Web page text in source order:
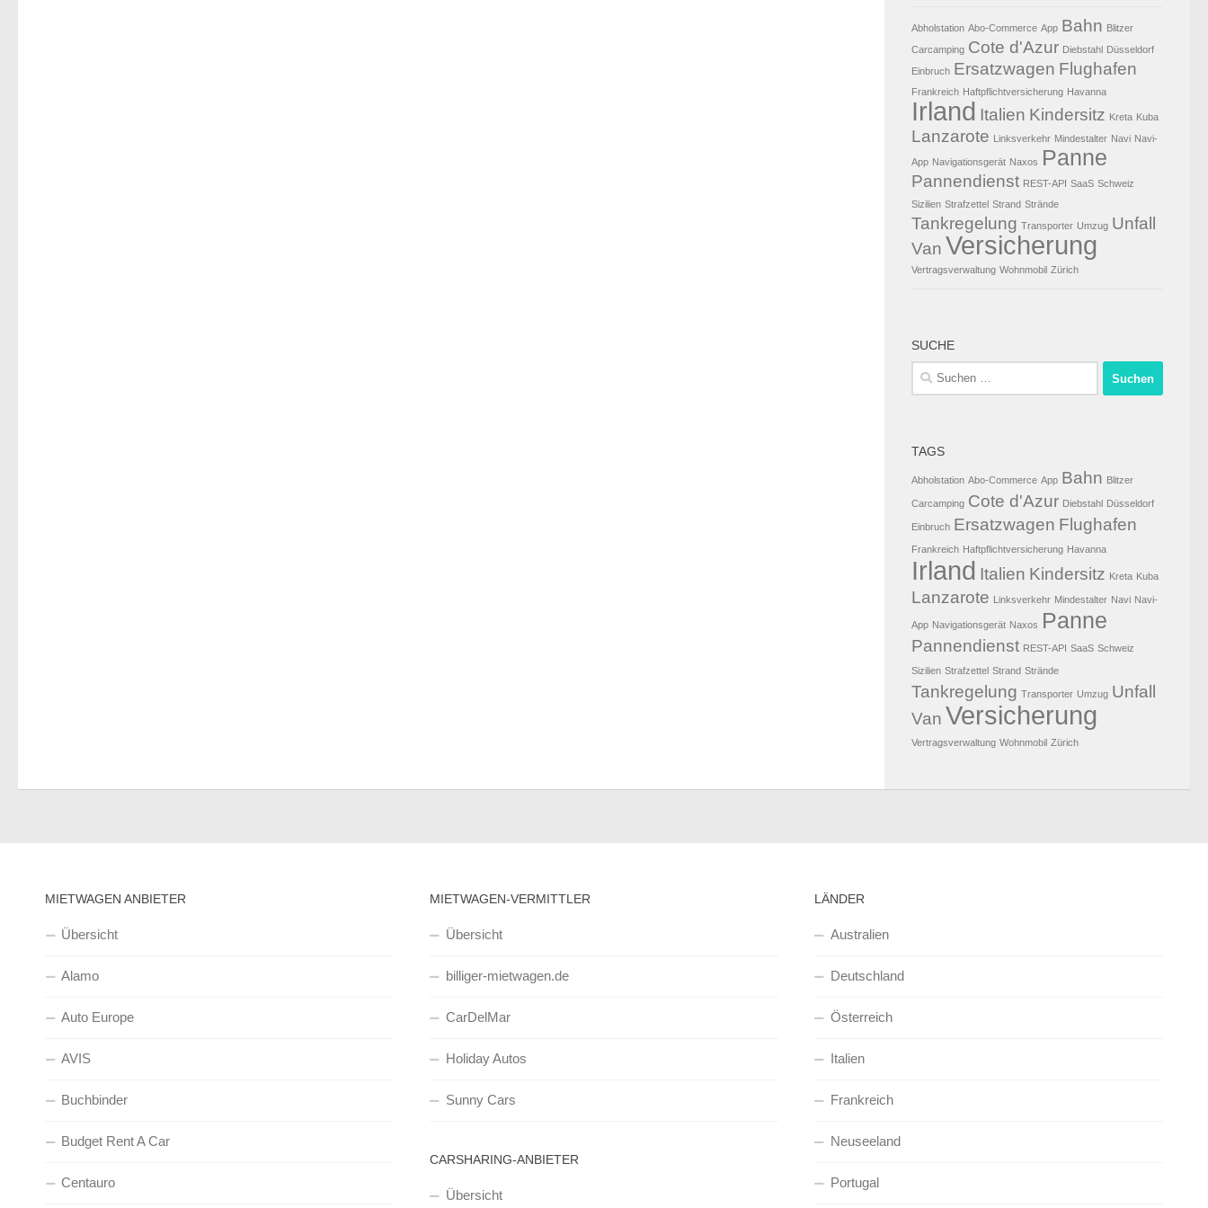
Abholstation Abo-Commerce App Bahn Blitzer
Carcamping Cote d'Azur Diebstahl Düsseldorf
Einbruch Ersatzwagen Flughafen
Frankreich Haftpflichtversicherung Havanna
Irland Italien Kindersitz Kreta Kuba
Lanzarote Linksverkehr Mindestalter Navi Navi-
App Navigationsgerät Naxos Panne
Pannendienst REST-API SaaS Schweiz
Sizilien Strafzettel Strand Strände
Tankregelung Transporter Umzug Unfall
Van Versicherung
Vertragsverwaltung Wohnmobil Zürich
SUCHE
Suchen
nach:
TAGS
Abholstation Abo-Commerce App Bahn Blitzer
Carcamping Cote d'Azur Diebstahl Düsseldorf
Einbruch Ersatzwagen Flughafen
Frankreich Haftpflichtversicherung Havanna
Irland Italien Kindersitz Kreta Kuba
Lanzarote Linksverkehr Mindestalter Navi Navi-
App Navigationsgerät Naxos Panne
Pannendienst REST-API SaaS Schweiz
Sizilien Strafzettel Strand Strände
Tankregelung Transporter Umzug Unfall
Van Versicherung
Vertragsverwaltung Wohnmobil Zürich
MIETWAGEN ANBIETER
Übersicht
Alamo
Auto Europe
AVIS
Buchbinder
Budget Rent A Car
Centauro
MIETWAGEN-VERMITTLER
Übersicht
billiger-mietwagen.de
CarDelMar
Holiday Autos
Sunny Cars
CARSHARING-ANBIETER
Übersicht
LÄNDER
Australien
Deutschland
Österreich
Italien
Frankreich
Neuseeland
Portugal